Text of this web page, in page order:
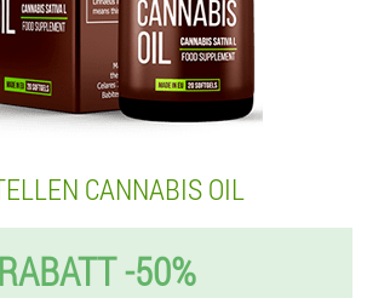
CANNABIS OIL
RABATT -50%